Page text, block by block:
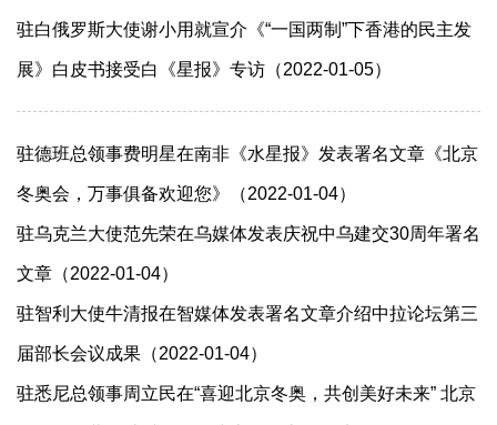
驻白俄罗斯大使谢小用就宣介《“一国两制”下香港的民主发
展》白皮书接受白《星报》专访（2022-01-05）
驻德班总领事费明星在南非《水星报》发表署名文章《北京
冬奥会，万事俱备欢迎您》（2022-01-04）
驻乌克兰大使范先荣在乌媒体发表庆祝中乌建交30周年署名
文章（2022-01-04）
驻智利大使牛清报在智媒体发表署名文章介绍中拉论坛第三
届部长会议成果（2022-01-04）
驻悉尼总领事周立民在“喜迎北京冬奥，共创美好未来” 北京